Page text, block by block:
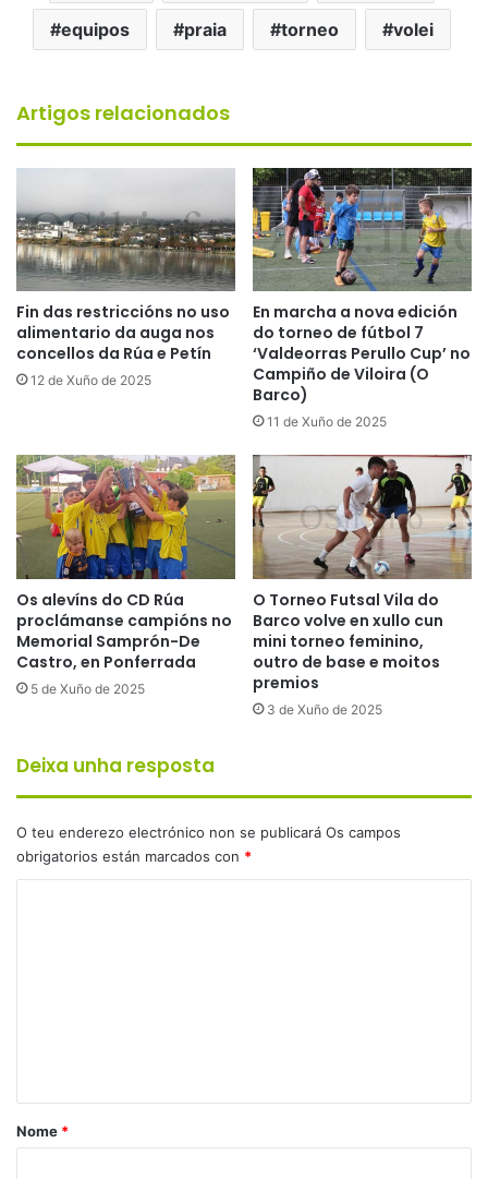
equipos praia torneo volei
Artigos relacionados
Fin das restriccións no uso
alimentario da auga nos
concellos da Rúa e Petín
12 de Xuño de 2025
En marcha a nova edición
do torneo de fútbol 7
‘Valdeorras Perullo Cup’ no
Campiño de Viloira (O
Barco)
11 de Xuño de 2025
Os alevíns do CD Rúa
proclámanse campións no
Memorial Samprón-De
Castro, en Ponferrada
5 de Xuño de 2025
O Torneo Futsal Vila do
Barco volve en xullo cun
mini torneo feminino,
outro de base e moitos
premios
3 de Xuño de 2025
Deixa unha resposta
O teu enderezo electrónico non se publicará Os campos
obrigatorios están marcados con *
rNome *